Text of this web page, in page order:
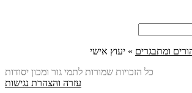
ומתבגרים » יעוץ אישי
כל הזכויות שמורות לתמי גור ומכון יסודות
עזרה והצהרת נגישות